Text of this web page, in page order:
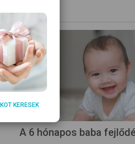
A 6 hónapos baba
KERESEK